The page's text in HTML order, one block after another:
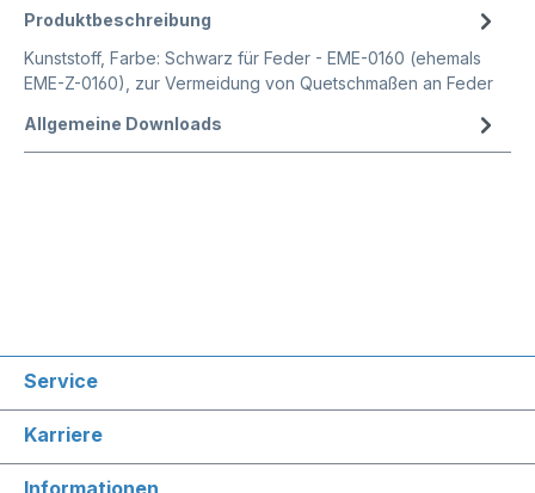
Produktbeschreibung
Kunststoff, Farbe: Schwarz für Feder - EME-0160 (ehemals
EME-Z-0160), zur Vermeidung von Quetschmaßen an Feder
Allgemeine Downloads
Service
Karriere